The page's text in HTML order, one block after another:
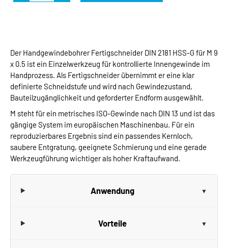
Der Handgewindebohrer Fertigschneider DIN 2181 HSS-G für M 9
x 0.5 ist ein Einzelwerkzeug für kontrollierte Innengewinde im
Handprozess. Als Fertigschneider übernimmt er eine klar
definierte Schneidstufe und wird nach Gewindezustand,
Bauteilzugänglichkeit und geforderter Endform ausgewählt.
M steht für ein metrisches ISO-Gewinde nach DIN 13 und ist das
gängige System im europäischen Maschinenbau. Für ein
reproduzierbares Ergebnis sind ein passendes Kernloch,
saubere Entgratung, geeignete Schmierung und eine gerade
Werkzeugführung wichtiger als hoher Kraftaufwand.
Anwendung
Vorteile